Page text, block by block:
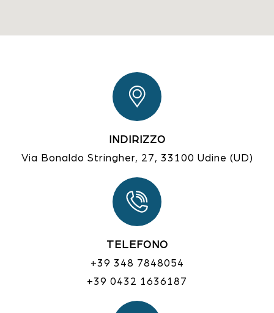
INDIRIZZO
Via Bonaldo Stringher, 27, 33100 Udine (UD)
TELEFONO
+39 348 7848054
+39 0432 1636187